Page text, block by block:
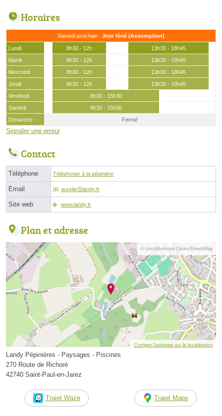
Horaires
Samedi prochain : Jour férié (Assomption)
Lundi 8h30 - 12h
13h30 - 18h45
Mardi
8h30 - 12h
13h30 - 18h45
Mercredi
8h30 - 12h
13h30 - 18h45
Jeudi
8h30 - 12h
13h30 - 18h45
Vendredi
8h30 - 15h30
Samedi
8h30 - 15h30
Dimanche
Fermé
Signaler une erreur
Contact
Téléphone Téléphoner à la pépinière
Email aurelieⓐlandy.fr
Site web www.landy.fr
Plan et adresse
© contributeurs OpenStreetMap
Corriger l’adresse ou la localisation
Landy Pépinières - Paysages - Piscines
270 Route de Richoré
42740 Saint-Paul-en-Jarez
Trajet Waze Trajet Maps